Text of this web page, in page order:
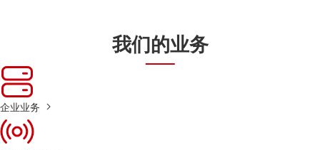
我们的业务
企业业务